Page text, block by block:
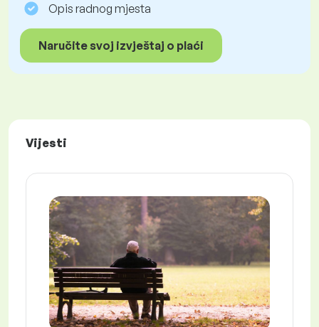
Opis radnog mjesta
Naručite svoj izvještaj o plaći
Vijesti